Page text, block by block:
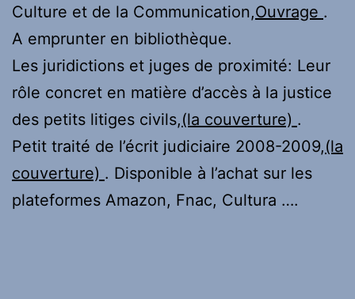
Culture et de la Communication,Ouvrage .
A emprunter en bibliothèque.
Les juridictions et juges de proximité: Leur
rôle concret en matière d’accès à la justice
des petits litiges civils,(la couverture) .
Petit traité de l’écrit judiciaire 2008-2009,(la
couverture) . Disponible à l’achat sur les
plateformes Amazon, Fnac, Cultura ….